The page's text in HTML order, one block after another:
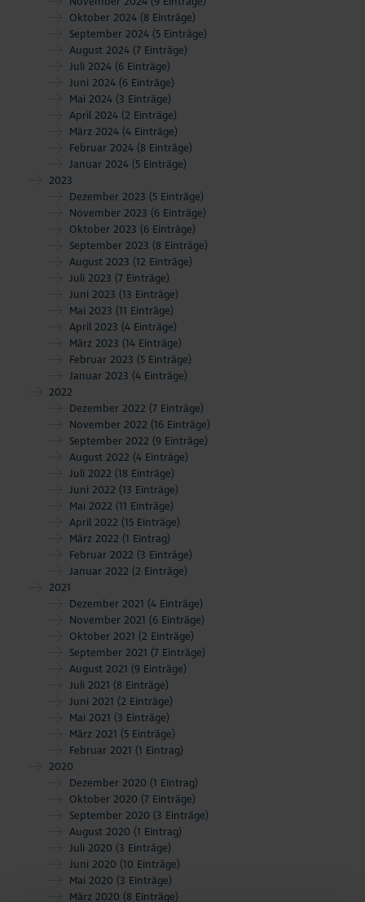
Oktober 2024 (8 Einträge)
September 2024 (5 Einträge)
August 2024 (7 Einträge)
Juli 2024 (6 Einträge)
Juni 2024 (6 Einträge)
Mai 2024 (3 Einträge)
April 2024 (2 Einträge)
März 2024 (4 Einträge)
Februar 2024 (8 Einträge)
Januar 2024 (5 Einträge)
2023
Dezember 2023 (5 Einträge)
November 2023 (6 Einträge)
Oktober 2023 (6 Einträge)
September 2023 (8 Einträge)
August 2023 (12 Einträge)
Juli 2023 (7 Einträge)
Juni 2023 (13 Einträge)
Mai 2023 (11 Einträge)
April 2023 (4 Einträge)
März 2023 (14 Einträge)
Februar 2023 (5 Einträge)
Januar 2023 (4 Einträge)
2022
Dezember 2022 (7 Einträge)
November 2022 (16 Einträge)
September 2022 (9 Einträge)
August 2022 (4 Einträge)
Juli 2022 (18 Einträge)
Juni 2022 (13 Einträge)
Mai 2022 (11 Einträge)
April 2022 (15 Einträge)
März 2022 (1 Eintrag)
Februar 2022 (3 Einträge)
Januar 2022 (2 Einträge)
2021
Dezember 2021 (4 Einträge)
November 2021 (6 Einträge)
Oktober 2021 (2 Einträge)
September 2021 (7 Einträge)
August 2021 (9 Einträge)
Juli 2021 (8 Einträge)
Juni 2021 (2 Einträge)
Mai 2021 (3 Einträge)
März 2021 (5 Einträge)
Februar 2021 (1 Eintrag)
2020
Dezember 2020 (1 Eintrag)
Oktober 2020 (7 Einträge)
September 2020 (3 Einträge)
August 2020 (1 Eintrag)
Juli 2020 (3 Einträge)
Juni 2020 (10 Einträge)
Mai 2020 (3 Einträge)
März 2020 (8 Einträge)